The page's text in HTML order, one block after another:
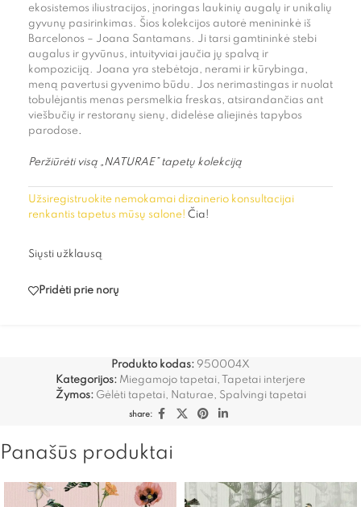
ekosistemos iliustracijos, įnoringas laukinių augalų ir unikalių
gyvunų pasirinkimas. Šios kolekcijos autorė menininkė iš
Barcelonos – Joana Santamans. Ji tarsi gamtininkė stebi
augalus ir gyvūnus, intuityviai jaučia jų spalvą ir
kompoziciją. Joana yra stebėtoja, nerami ir kūrybinga,
meną pavertusi gyvenimo būdu. Jos nerimastingas ir nuolat
tobulėjantis menas persmelkia freskas, atsirandančias ant
viešbučių ir restoranų sienų, didelėse aliejinės tapybos
parodose.
Peržiūrėti visą „NATURAE” tapetų kolekciją
Užsiregistruokite nemokamai dizainerio konsultacijai
renkantis tapetus mūsų salone! Čia!
Siųsti užklausą
Pridėti prie norų
Produkto kodas: 950004X
Kategorijos: Miegamojo tapetai,
Tapetai interjere
Žymos: Gėlėti tapetai, Naturae, Spalvingi tapetai
share:
Panašūs produktai